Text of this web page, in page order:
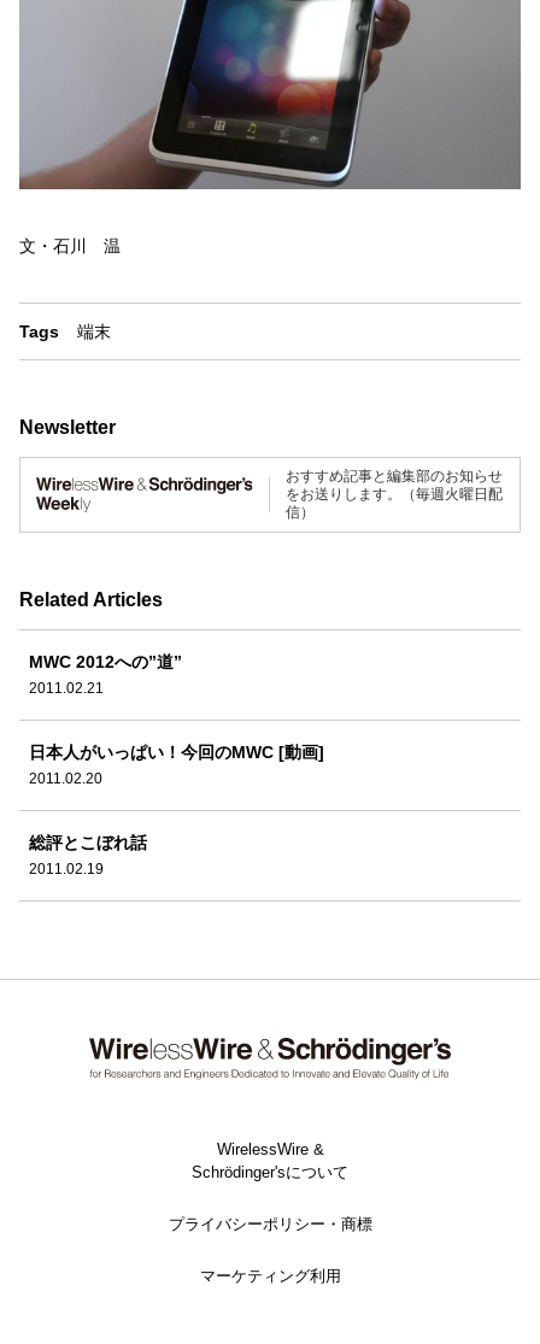
文・石川 温
Tags 端末
Newsletter
おすすめ記事と編集部のお知らせ
をお送りします。（毎週火曜日配
信）
Related Articles
MWC 2012への”道”
2011.02.21
日本人がいっぱい！今回のMWC [動画]
2011.02.20
総評とこぼれ話
2011.02.19
WirelessWire &
Schrödinger'sについて
プライバシーポリシー・商標
マーケティング利用